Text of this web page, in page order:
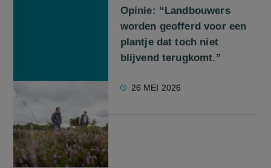
Opinie: “Landbouwers
worden geofferd voor een
plantje dat toch niet
blijvend terugkomt.”
26 MEI 2026